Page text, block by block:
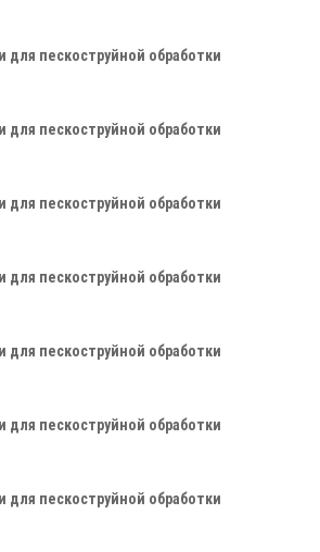
для пескоструйной обработки
для пескоструйной обработки
для пескоструйной обработки
для пескоструйной обработки
для пескоструйной обработки
для пескоструйной обработки
для пескоструйной обработки